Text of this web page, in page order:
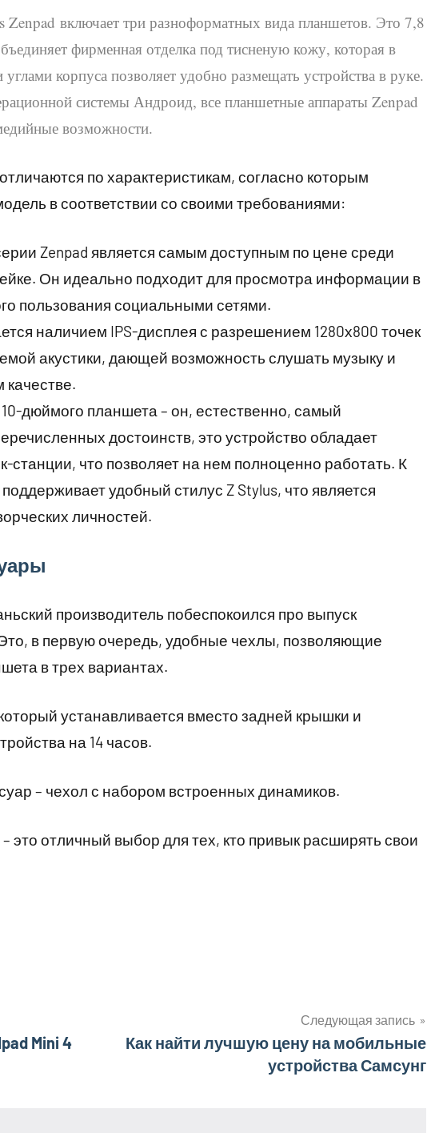
Zenpad включает три разноформатных вида планшетов. Это 7,8
фирменная отделка под тисненую кожу, которая в
корпуса позволяет удобно размещать устройства в руке.
системы Андроид, все планшетные аппараты Zenpad
возможности.
по характеристикам, согласно которым
в соответствии со своими требованиями:
Zenpad является самым доступным по цене среди
Он идеально подходит для просмотра информации в
пользования социальными сетями.
наличием IPS-дисплея с разрешением 1280х800 точек
акустики, дающей возможность слушать музыку и
качестве.
дюймого планшета – он, естественно, самый
достоинств, это устройство обладает
что позволяет на нем полноценно работать. К
удобный стилус Z Stylus, что является
личностей.
производитель побеспокоился про выпуск
в первую очередь, удобные чехлы, позволяющие
в трех вариантах.
устанавливается вместо задней крышки и
на 14 часов.
– чехол с набором встроенных динамиков.
это отличный выбор для тех, кто привык расширять свои
Mini 4
Следующая запись
Как найти лучшую цену на мобильные
устройства Самсунг